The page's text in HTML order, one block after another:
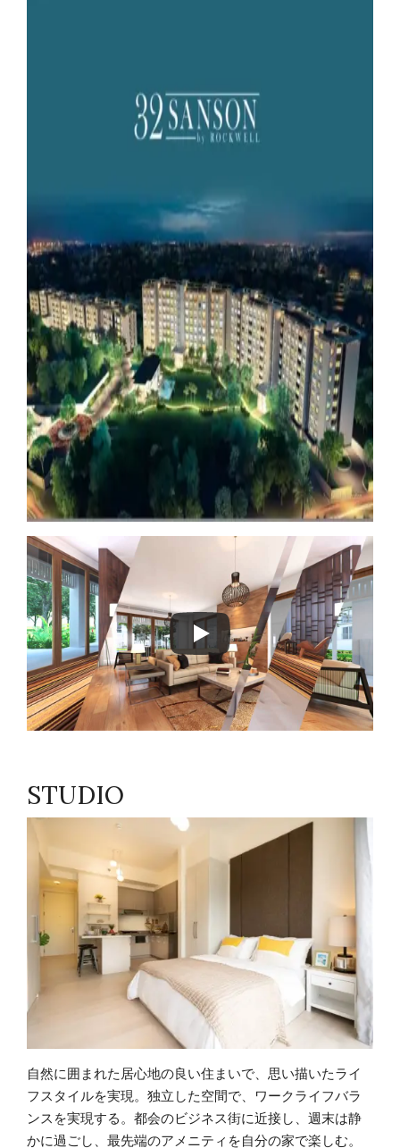
STUDIO
自然に囲まれた居心地の良い住まいで、思い描いたライ
フスタイルを実現。独立した空間で、ワークライフバラ
ンスを実現する。都会のビジネス街に近接し、週末は静
かに過ごし、最先端のアメニティを自分の家で楽しむ。